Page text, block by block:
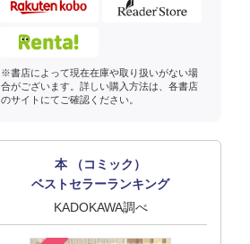
※書店によって現在在庫や取り扱いがない場
合がございます。詳しい購入方法は、各書店
のサイトにてご確認ください。
本 （コミック）
ベストセラーランキング
KADOKAWA調べ